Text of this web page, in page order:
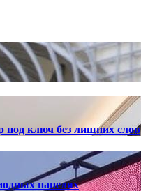
под ключ без лишних слов
панелях